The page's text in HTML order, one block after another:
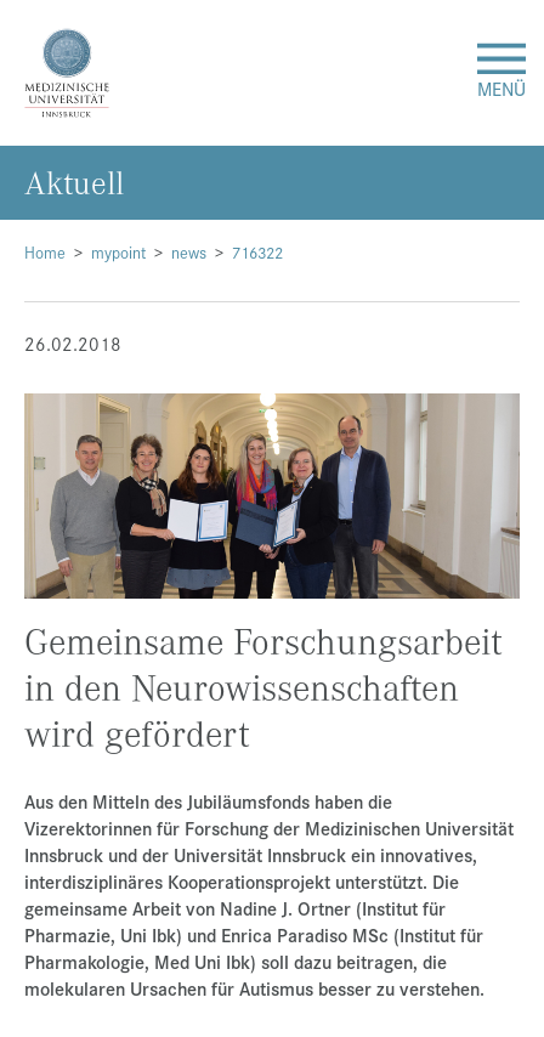
MENÜ
Forschung
Studium & Lehre
Krankenversorgung
Über uns
Internationales
Events
Presse
Service-Links
de |en
Home mypoint news 716322
26.02.2018
Gemeinsame Forschungsarbeit
in den Neurowissenschaften
wird gefördert
Aus den Mitteln des Jubiläumsfonds haben die
Vizerektorinnen für Forschung der Medizinischen Universität
Innsbruck und der Universität Innsbruck ein innovatives,
interdisziplinäres Kooperationsprojekt unterstützt. Die
gemeinsame Arbeit von Nadine J. Ortner (Institut für
Pharmazie, Uni Ibk) und Enrica Paradiso MSc (Institut für
Pharmakologie, Med Uni Ibk) soll dazu beitragen, die
molekularen Ursachen für Autismus besser zu verstehen.
Ak­tu­ell